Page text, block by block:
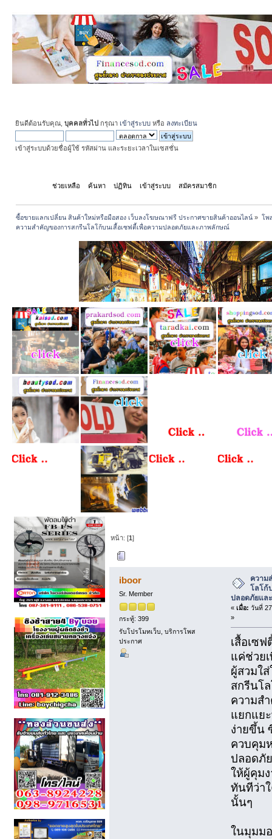
ยินดีต้อนรับคุณ, บุคคลทั่วไป กรุณา เข้าสู่ระบบ หรือ ลงทะเบียน
เข้าสู่ระบบด้วยชื่อผู้ใช้ รหัสผ่าน และระยะเวลาในเซสชั่น
ช่วยเหลือ ค้นหา ปฏิทิน เข้าสู่ระบบ สมัครสมาชิก
ซื้อขายแลกเปลี่ยน สินค้าใหม่หรือมือสอง เว็บลงโฆษณาฟรี ประกาศขายสินค้าออนไลน์ » โพ
ความสำคัญของการสกรีนโลโก้บนเสื้อเซฟตี้เพื่อความปลอดภัยและภาพลักษณ์
หน้า: [1]
ปลอดภัยและภาพลักษณ์ (อ่าน 1877 ครั้
iboor
Sr. Member
กระทู้: 399
รับโปรโมทเว็บ, บริการโพส
ประกาศ
ความ
โลโก้
ปลอดภัยแล
« เมื่อ: วันที่
»
เสื้อเซ
แค่ช่วย
ผู้สวมใ
สกรีนโ
ความส
แยกแย
ง่ายขึ้น
ควบคุม
ปลอดภั
ให้ผู้คุม
ทันทีว่า
นั้นๆ
ในมุมม